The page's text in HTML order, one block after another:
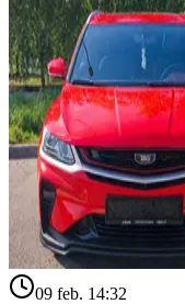
09 feb. 14:32